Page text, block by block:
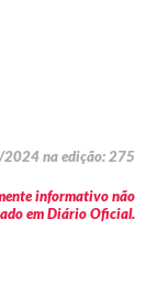
na edição: 275
informativo não
em Diário Oficial.